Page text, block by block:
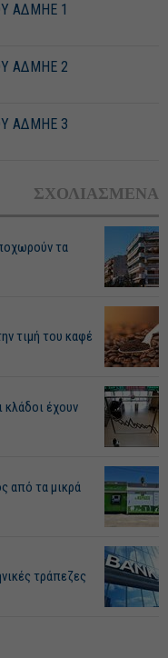
ΑΔΜΗΕ 1
ΑΔΜΗΕ 2
ΑΔΜΗΕ 3
ΣΧΟΛΙΑΣΜΕΝΑ
τα
τιμή του καφέ
κλάδοι έχουν
από τα μικρά
τράπεζες